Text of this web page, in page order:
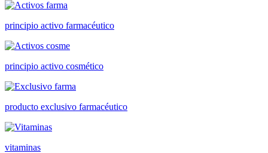
principio activo farmacéutico
principio activo cosmético
producto exclusivo farmacéutico
vitaminas